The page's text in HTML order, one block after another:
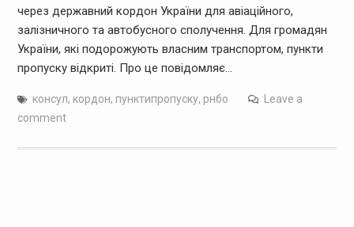
через державний кордон України для авіаційного,
залізничного та автобусного сполучення. Для громадян
України, які подорожують власним транспортом, пункти
пропуску відкриті. Про це повідомляє…
консул, кордон, пунктипропуску, рнбо
Leave a
comment